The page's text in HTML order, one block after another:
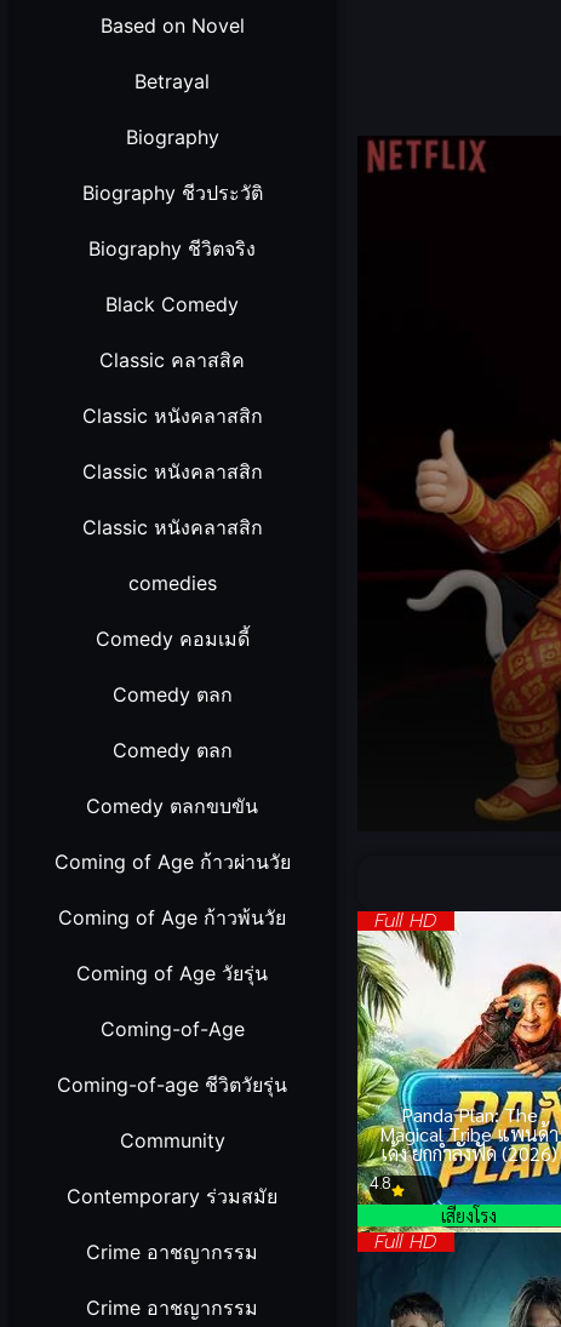
Based on Novel
Betrayal
Biography
Biography ชีวประวัติ
Biography ชีวิตจริง
Black Comedy
Classic คลาสสิค
Classic หนังคลาสสิก
Classic หนังคลาสสิก
Classic หนังคลาสสิก
comedies
Comedy คอมเมดี้
Comedy ตลก
Comedy ตลก
Comedy ตลกขบขัน
Coming of Age ก้าวผ่านวัย
Coming of Age ก้าวพ้นวัย
Coming of Age วัยรุ่น
Coming-of-Age
Coming-of-age ชีวิตวัยรุ่น
Community
Contemporary ร่วมสมัย
Crime อาชญากรรม
Crime อาชญากรรม
Full HD
Panda Plan: The
Magical Tribe แพนด้า
เด้ง ยกกำลังฟัด (2026)
4.8
เสียงโรง
Full HD